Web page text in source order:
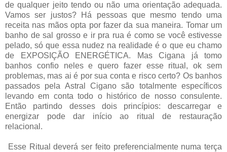
de qualquer jeito tendo ou não uma orientação adequada.
Vamos ser justos? Há pessoas que mesmo tendo uma
receita nas mãos opta por fazer da sua maneira. Tomar um
banho de sal grosso e ir pra rua é como se você estivesse
pelado, só que essa nudez na realidade é o que eu chamo
de EXPOSIÇÃO ENERGÉTICA. Mas Cigana já tomo
banhos confio neles e quero fazer esse ritual, ok sem
problemas, mas ai é por sua conta e risco certo? Os banhos
passados pela Astral Cigano são totalmente específicos
levando em conta todo o histórico de nosso consulente.
Então partindo desses dois princípios: descarregar e
energizar pode dar início ao ritual de restauração
relacional.
Esse Ritual deverá ser feito preferencialmente numa terça